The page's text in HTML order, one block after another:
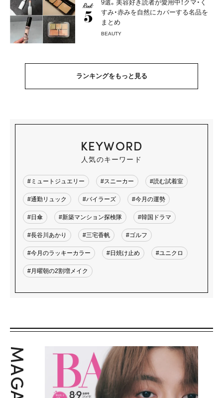
9選。美容好き読者が愛用中！クマ・く
すみ・赤みを自然にカバーする名品を
まとめ
BEAUTY
ランキングをもっと見る
KEYWORD
人気のキーワード
#ミュートジュエリー #スニーカー #読む試着室
#通勤リュック #バイラーズ #今月の運勢
#日傘 #新築マンション探検隊 #韓国ドラマ
#長谷川あかり #三宅香帆 #ゴルフ
#今月のラッキーカラー #日焼け止め #ユニクロ
#月曜朝の2割増メイク